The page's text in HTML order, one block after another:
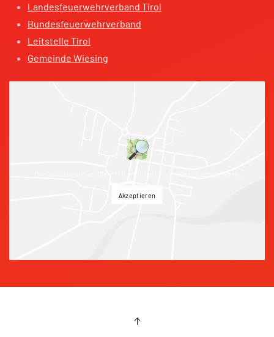
Landesfeuerwehrverband Tirol
Bundesfeuerwehrverband
Leitstelle Tirol
Gemeinde Wiesing
Akzeptieren